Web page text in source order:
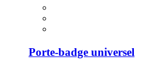
HV
Porte-badge universel